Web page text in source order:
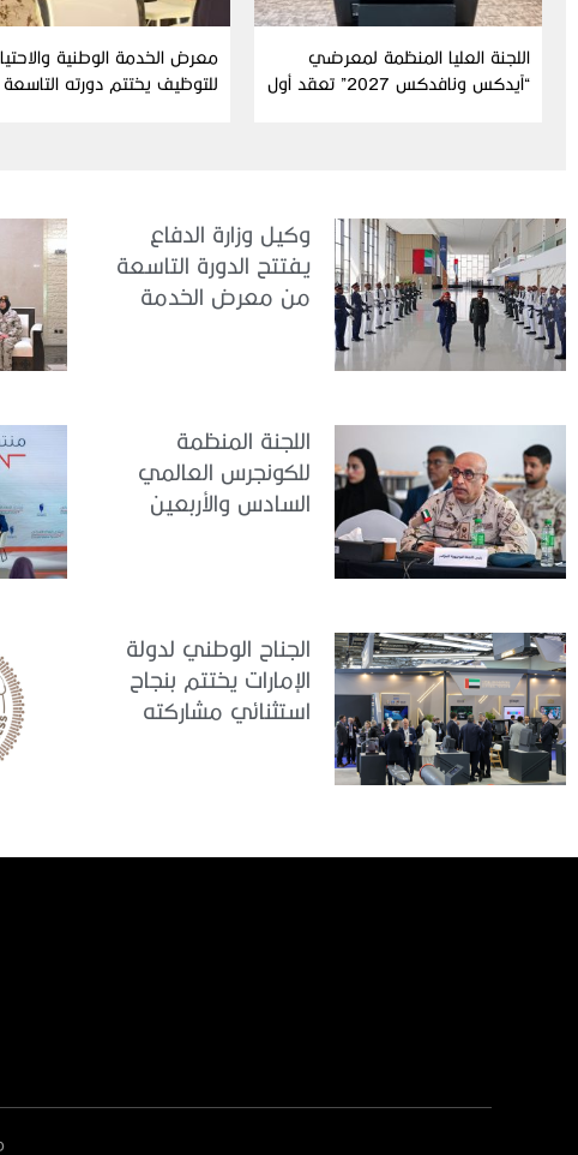
اللجنة العليا المنظمة لمعرضي
“آيدكس ونافدكس 2027” تعقد أول
معرض الخدمة الوطنية
للتوظيف يختتم دورته التاسعة
وكيل وزارة الدفاع
يفتتح الدورة التاسعة
من معرض الخدمة
اللجنة المنظمة
للكونجرس العالمي
السادس والأربعين
الجناح الوطني لدولة
الإمارات يختتم بنجاح
استثنائي مشاركته